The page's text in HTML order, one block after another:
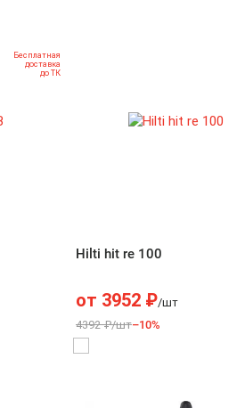
Бесплатная
доставка
до ТК
Hilti hit re 100
от 3952₽/шт
4392 ₽/шт–10%